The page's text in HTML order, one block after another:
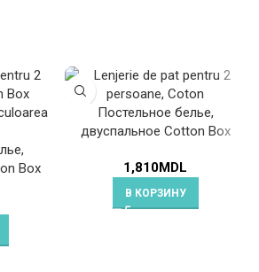
Box
Постельное белье,
двуспальное Cotton Box
1,810MDL
В КОРЗИНУ